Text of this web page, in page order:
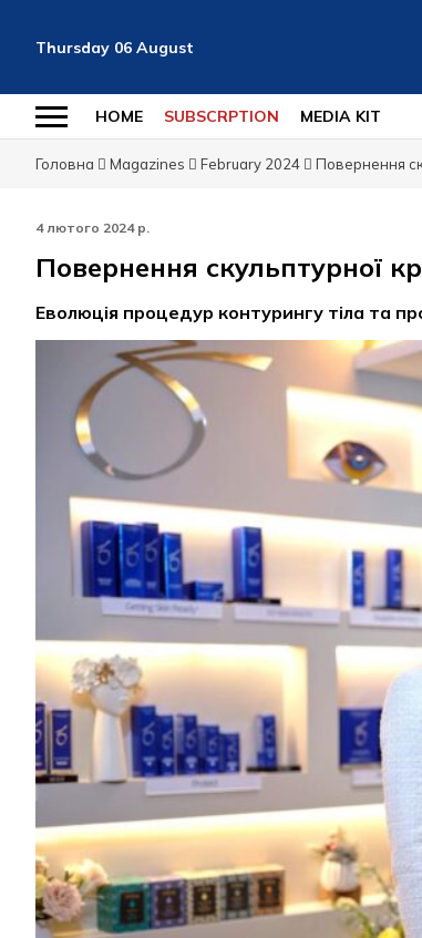
Thursday 06 August
HOME SUBSCRPTION MEDIA KIT
Головна Magazines February 2024 Повернення
4 лютого 2024 р.
Повернення cкульптурної
Еволюція процедур контурингу тіла та